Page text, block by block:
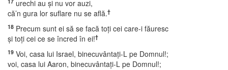
urechi au şi nu vor auzi,
că’n gura lor suflare nu se află.†
18 Precum sunt ei să se facă toţi cei care-i făuresc
şi toţi cei ce se încred în ei!†
19 Voi, casa lui Israel, binecuvântaţi-L pe Domnul!;
voi, casa lui Aaron, binecuvântaţi-L pe Domnul!;